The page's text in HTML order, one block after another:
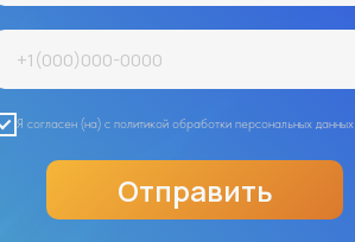
Я согласен (на) с политикой обработки персональных данных
Отправить